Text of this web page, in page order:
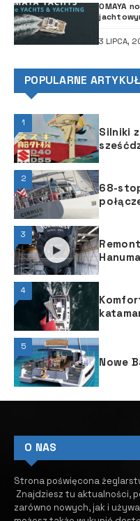
OMAYA
3 LIPCA,
POPULARNE
1
Silniki
2
68-
3
4
5
Nowe
O NAS
Strona poświęcona
Znajdziesz tu aktualności,
zarówno nowych, jak i